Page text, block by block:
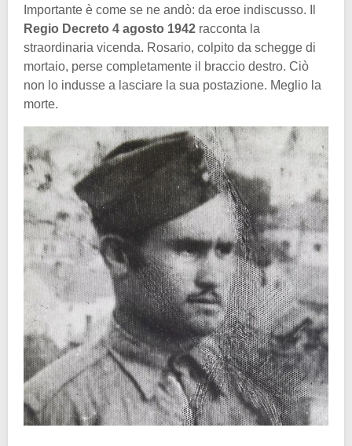
Importante è come se ne andò: da eroe indiscusso. Il
Regio Decreto 4 agosto 1942 racconta la
straordinaria vicenda. Rosario, colpito da schegge di
mortaio, perse completamente il braccio destro. Ciò
non lo indusse a lasciare la sua postazione. Meglio la
morte.